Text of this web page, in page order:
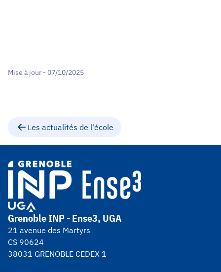
Mise à jour - 07/10/2025
Les actualités de l'école
Grenoble INP - Ense3, UGA
21 avenue des Martyrs
CS 90624
38031 GRENOBLE CEDEX 1